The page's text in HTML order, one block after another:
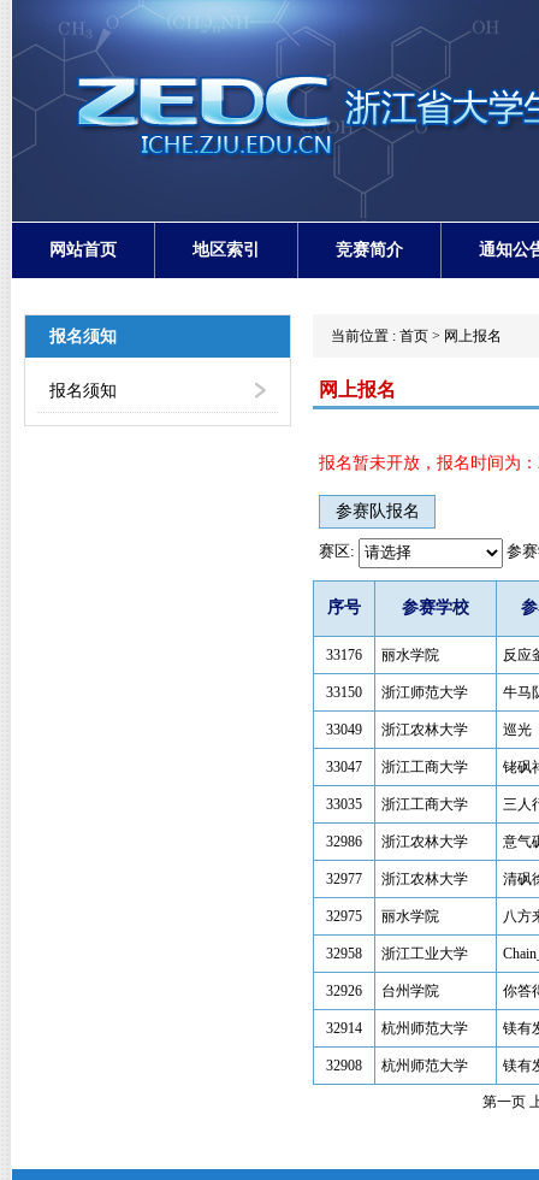
网站首页 地区索引 竞赛简介 通知公
报名须知
报名须知
当前位置 : 首页 > 网上报名
网上报名
报名暂未开放，报名时间为：
参赛队报名
赛区: 参
序号 参赛学校
33176 丽水学院 反应
33150 浙江师范大学 牛马
33049 浙江农林大学 巡光
33047 浙江工商大学 铑砜
33035 浙江工商大学 三人
32986 浙江农林大学 意气
32977 浙江农林大学 清砜
32975 丽水学院 八方
32958 浙江工业大学
32926 台州学院 你答
32914 杭州师范大学 镁有
32908 杭州师范大学 镁有
第一页